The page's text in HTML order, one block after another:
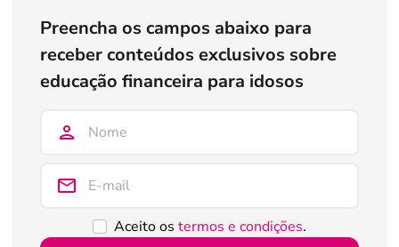
Preencha os campos abaixo para
receber conteúdos exclusivos sobre
educação financeira para idosos
Aceito os termos e condições.